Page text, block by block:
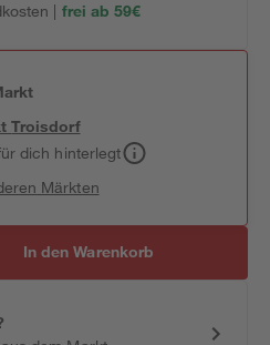
| frei ab 59€
Troisdorf
dich hinterlegt
Märkten
In den Warenkorb